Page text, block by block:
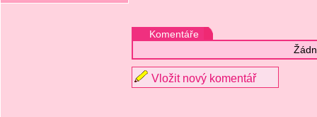
Komentáře
Vložit nový komentář